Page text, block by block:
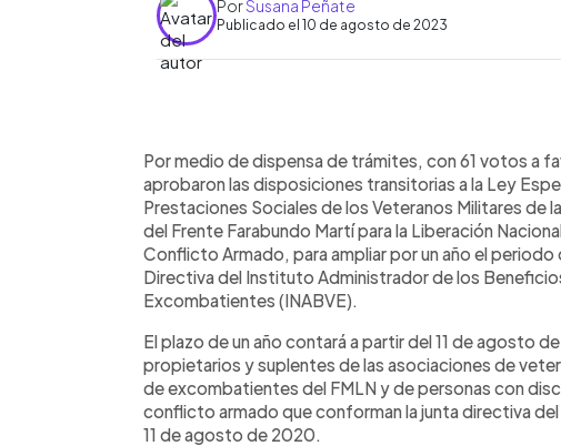
PorSusana Peñate
Publicado el 10 de agosto de 2023
► Escuchar artículo
Por medio de dispensa de trámites, con 61 votos a
aprobaron las disposiciones transitorias a la Ley
Prestaciones Sociales de los Veteranos Militares de
del Frente Farabundo Martí para la Liberación
Conflicto Armado, para ampliar por un año el periodo
Directiva del Instituto Administrador de los
Excombatientes (INABVE).
El plazo de un año contará a partir del 11 de agosto
propietarios y suplentes de las asociaciones de
de excombatientes del FMLN y de personas con
conflicto armado que conforman la junta directiva
11 de agosto de 2020.